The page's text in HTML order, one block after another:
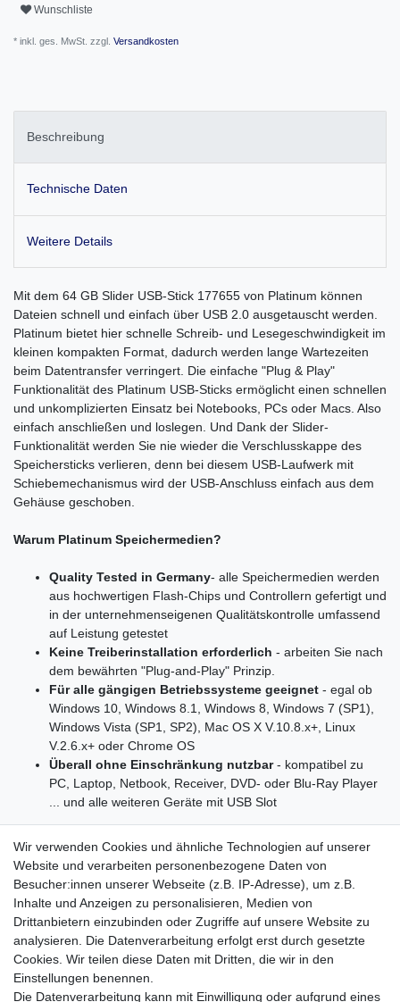
Wunschliste
* inkl. ges. MwSt. zzgl. Versandkosten
Beschreibung
Technische Daten
Weitere Details
Mit dem 64 GB Slider USB-Stick 177655 von Platinum können
Dateien schnell und einfach über USB 2.0 ausgetauscht werden.
Platinum bietet hier schnelle Schreib- und Lesegeschwindigkeit im
kleinen kompakten Format, dadurch werden lange Wartezeiten
beim Datentransfer verringert. Die einfache "Plug & Play"
Funktionalität des Platinum USB-Sticks ermöglicht einen schnellen
und unkomplizierten Einsatz bei Notebooks, PCs oder Macs. Also
einfach anschließen und loslegen. Und Dank der Slider-
Funktionalität werden Sie nie wieder die Verschlusskappe des
Speichersticks verlieren, denn bei diesem USB-Laufwerk mit
Schiebemechanismus wird der USB-Anschluss einfach aus dem
Gehäuse geschoben.
Warum Platinum Speichermedien?
Quality Tested in Germany- alle Speichermedien werden
aus hochwertigen Flash-Chips und Controllern gefertigt und
in der unternehmenseigenen Qualitätskontrolle umfassend
auf Leistung getestet
Keine Treiberinstallation erforderlich - arbeiten Sie nach
dem bewährten "Plug-and-Play" Prinzip.
Für alle gängigen Betriebssysteme geeignet - egal ob
Windows 10, Windows 8.1, Windows 8, Windows 7 (SP1),
Windows Vista (SP1, SP2), Mac OS X V.10.8.x+, Linux
V.2.6.x+ oder Chrome OS
Überall ohne Einschränkung nutzbar- kompatibel zu
PC, Laptop, Netbook, Receiver, DVD- oder Blu-Ray Player
... und alle weiteren Geräte mit USB Slot
Allgemeine Informationen:
Hersteller: SK GmbH & Co. KG
Hersteller-Artikelnummer: 177655
Marke: Platinum
Modell: Slider
Produkttyp: USB-Stick
Technische Informationen:
Wir verwenden Cookies und ähnliche Technologien auf unserer
Website und verarbeiten personenbezogene Daten von
Besucher:innen unserer Webseite (z.B. IP-Adresse), um z.B.
Inhalte und Anzeigen zu personalisieren, Medien von
Drittanbietern einzubinden oder Zugriffe auf unsere Website zu
analysieren. Die Datenverarbeitung erfolgt erst durch gesetzte
Cookies. Wir teilen diese Daten mit Dritten, die wir in den
Einstellungen benennen.
Die Datenverarbeitung kann mit Einwilligung oder aufgrund eines